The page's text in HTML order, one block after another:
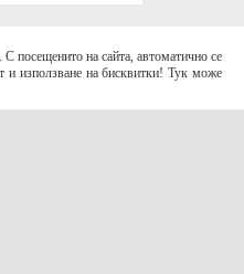
посещенито на сайта, автоматично се
и използване на бисквитки! Тук може